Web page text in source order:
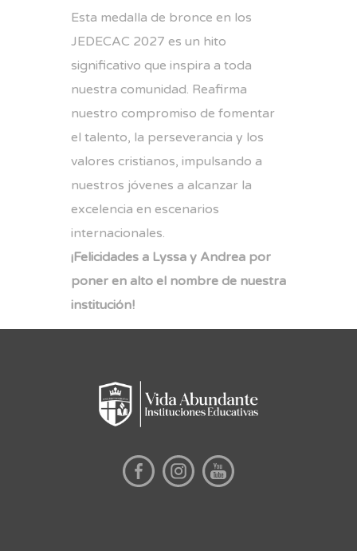
Esta medalla de bronce en los
JEDECAC 2027 es un hito
significativo que inspira a toda
nuestra comunidad. Reafirma
nuestro compromiso de fomentar
el talento, la perseverancia y los
valores cristianos, impulsando a
nuestros jóvenes a alcanzar la
excelencia en escenarios
internacionales.
¡Felicidades a Lyssa y Andrea por
poner en alto el nombre de nuestra
institución!